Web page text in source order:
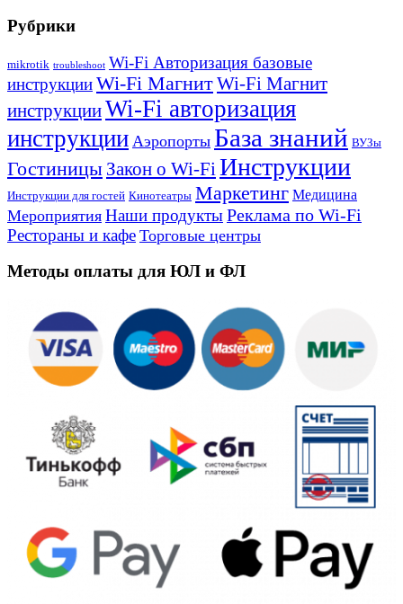
Рубрики
mikrotik troubleshoot Wi-Fi Авторизация базовые
инструкцииWi-Fi МагнитWi-Fi Магнит
инструкцииWi-Fi авторизация
инструкции Аэропорты База знаний ВУЗы
Гостиницы Закон о Wi-Fi Инструкции
Инструкции для гостей Кинотеатры Маркетинг Медицина
Мероприятия Наши продуктыРеклама по Wi-Fi
Рестораны и кафе Торговые центры
Методы оплаты для ЮЛ и ФЛ